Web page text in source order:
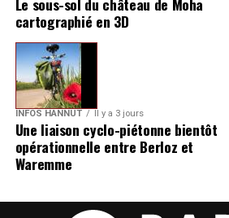
cartographié en 3D
INFOS HANNUT Il y a 3 jours
Une liaison cyclo-piétonne bientôt
opérationnelle entre Berloz et
Waremme